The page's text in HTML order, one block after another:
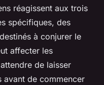
réagissent aux trois
spécifiques, des
à conjurer le
affecter les
de laisser
avant de commencer